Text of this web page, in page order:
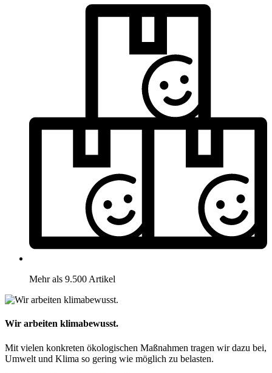
Mehr als 9.500 Artikel
Wir arbeiten klimabewusst.
Mit vielen konkreten ökologischen Maßnahmen tragen wir dazu bei,
Umwelt und Klima so gering wie möglich zu belasten.